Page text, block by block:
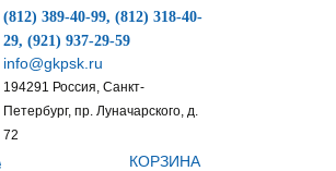
(812) 389-40-99, (812) 318-40-
29, (921) 937-29-59
info@gkpsk.ru
194291 Россия, Санкт-
Петербург, пр. Луначарского, д.
72
КОРЗИНА